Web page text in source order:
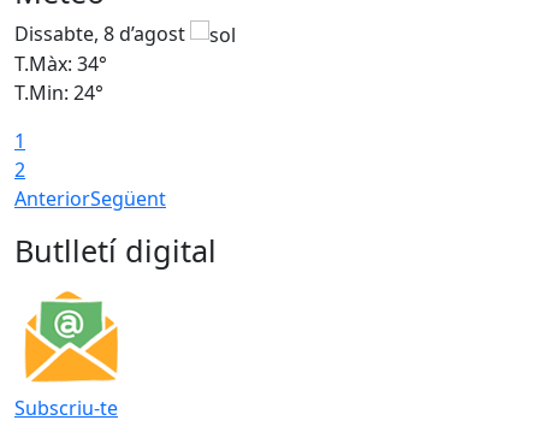
Dissabte, 8 d’agost
T.Màx: 34°
T.Min: 24°
1
2
AnteriorSegüent
Butlletí digital
Subscriu-te